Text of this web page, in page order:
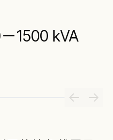
1500 kVA